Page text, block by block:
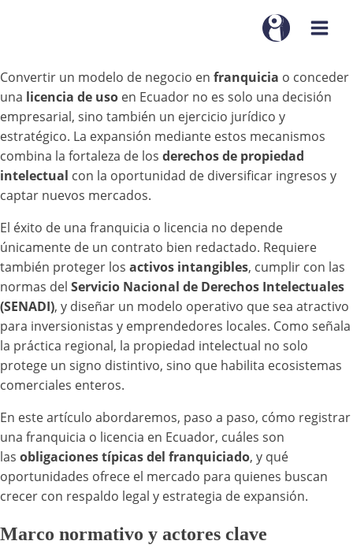
Convertir un modelo de negocio en franquicia o conceder
una licencia de uso en Ecuador no es solo una decisión
empresarial, sino también un ejercicio jurídico y
estratégico. La expansión mediante estos mecanismos
combina la fortaleza de los derechos de propiedad
intelectual con la oportunidad de diversificar ingresos y
captar nuevos mercados.
El éxito de una franquicia o licencia no depende
únicamente de un contrato bien redactado. Requiere
también proteger los activos intangibles, cumplir con las
normas del Servicio Nacional de Derechos Intelectuales
(SENADI), y diseñar un modelo operativo que sea atractivo
para inversionistas y emprendedores locales. Como señala
la práctica regional, la propiedad intelectual no solo
protege un signo distintivo, sino que habilita ecosistemas
comerciales enteros.
En este artículo abordaremos, paso a paso, cómo registrar
una franquicia o licencia en Ecuador, cuáles son
las obligaciones típicas del franquiciado, y qué
oportunidades ofrece el mercado para quienes buscan
crecer con respaldo legal y estrategia de expansión.
Marco normativo y actores clave